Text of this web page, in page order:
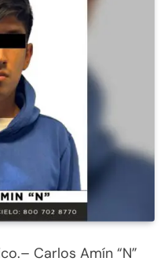
Carlos Amín “N”